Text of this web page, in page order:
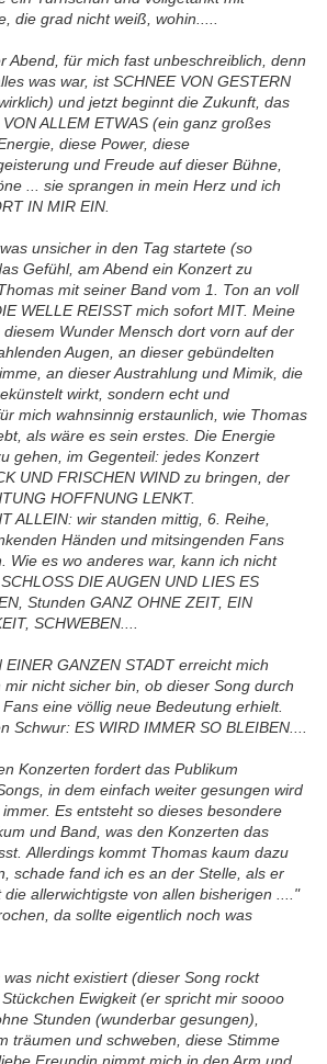
die grad nicht weiß, wohin.....
Abend, für mich fast unbeschreiblich, denn
was war, ist SCHNEE VON GESTERN
und jetzt beginnt die Zukunft, das
ALLEM ETWAS (ein ganz großes
diese Power, diese
und Freude auf dieser Bühne,
... sie sprangen in mein Herz und ich
IN MIR EIN.
unsicher in den Tag startete (so
Gefühl, am Abend ein Konzert zu
mit seiner Band vom 1. Ton an voll
WELLE REISST mich sofort MIT. Meine
Wunder Mensch dort vorn auf der
Augen, an dieser gebündelten
an dieser Austrahlung und Mimik, die
wirkt, sondern echt und
mich wahnsinnig erstaunlich, wie Thomas
als wäre es sein erstes. Die Energie
gehen, im Gegenteil: jedes Konzert
UND FRISCHEN WIND zu bringen, der
HOFFNUNG LENKT.
ALLEIN: wir standen mittig, 6. Reihe,
Händen und mitsingenden Fans
Wie es wo anderes war, kann ich nicht
DIE AUGEN UND LIES ES
Stunden GANZ OHNE ZEIT, EIN
SCHWEBEN....
EINER GANZEN STADT erreicht mich
nicht sicher bin, ob dieser Song durch
eine völlig neue Bedeutung erhielt.
Schwur: ES WIRD IMMER SO BLEIBEN....
Konzerten fordert das Publikum
in dem einfach weiter gesungen wird
Es entsteht so dieses besondere
und Band, was den Konzerten das
Allerdings kommt Thomas kaum dazu
schade fand ich es an der Stelle, als er
allerwichtigste von allen bisherigen ...."
da sollte eigentlich noch was
nicht existiert (dieser Song rockt
Ewigkeit (er spricht mir soooo
Stunden (wunderbar gesungen),
träumen und schweben, diese Stimme